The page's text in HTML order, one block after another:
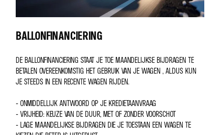
BALLONFINANCIERING
DE BALLONFINANCIERING STAAT JE TOE MAANDELIJKSE BIJDRAGEN TE
BETALEN OVEREENKOMSTIG HET GEBRUIK VAN JE WAGEN , ALDUS KUN
JE STEEDS IN EEN RECENTE WAGEN RIJDEN.
- ONMIDDELLIJK ANTWOORD OP JE KREDIETAANVRAAG
- VRIJHEID: KEUZE VAN DE DUUR, MET OF ZONDER VOORSCHOT
- LAGE MAANDELIJKSE BIJDRAGEN DIE JE TOESTAAN EEN WAGEN TE